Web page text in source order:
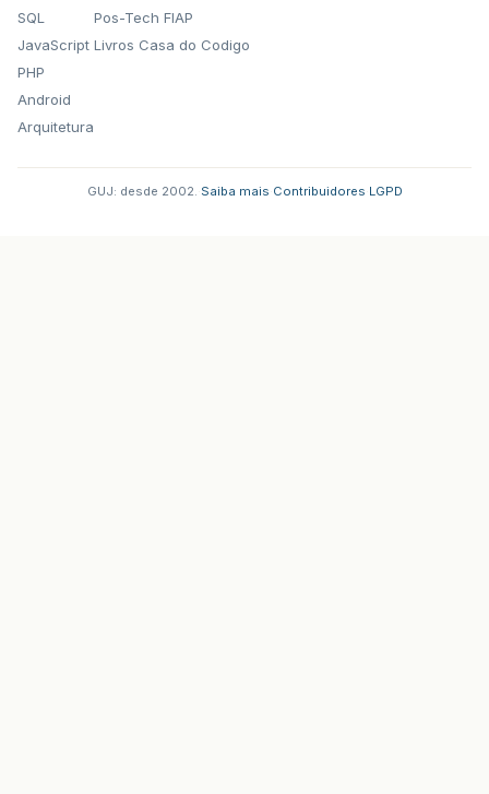
SQL
JavaScript
PHP
Android
Arquitetura
Pos-Tech FIAP
Livros Casa do Codigo
GUJ: desde 2002. Saiba mais Contribuidores LGPD